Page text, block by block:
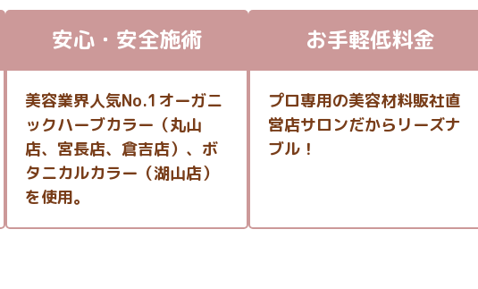
安心・安全施術
美容業界人気No.1オーガニ
ックハーブカラー（丸山
店、宮長店、倉吉店）、ボ
タニカルカラー（湖山店）
を使用。
お手軽低料金
プロ専用の美容材料販社直
営店サロンだからリーズナ
ブル！